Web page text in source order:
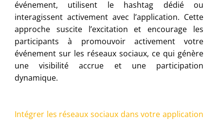
événement, utilisent le hashtag dédié ou
interagissent activement avec l’application. Cette
approche suscite l’excitation et encourage les
participants à promouvoir activement votre
événement sur les réseaux sociaux, ce qui génère
une visibilité accrue et une participation
dynamique.
Intégrer les réseaux sociaux dans votre application